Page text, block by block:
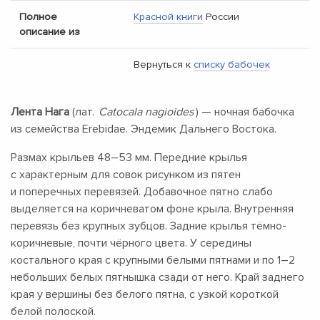
Полное
описание из
Красной книги России
Вернуться к списку бабочек
Лента Нага (лат. Catocala nagioides) — ночная бабочка
из семейства Erebidae. Эндемик Дальнего Востока.
Размах крыльев 48–53 мм. Передние крылья
с характерным для совок рисунком из пятен
и поперечных перевязей. Добавочное пятно слабо
выделяется на коричневатом фоне крыла. Внутренняя
перевязь без крупных зубцов. Задние крылья тёмно-
коричневые, почти чёрного цвета. У середины
костального края с крупными белыми пятнами и по 1–2
небольших белых пятнышка сзади от него. Край заднего
края у вершины без белого пятна, с узкой короткой
белой полоской.